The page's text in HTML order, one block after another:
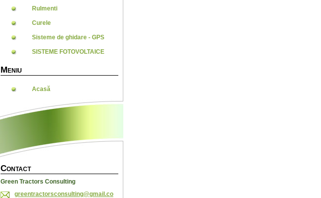
Rulmenti
Curele
Sisteme de ghidare - GPS
SISTEME FOTOVOLTAICE
M ENIU
Acasă
CONTACT
Green Tractors Consulting
greentractorsconsulting@gmail.co